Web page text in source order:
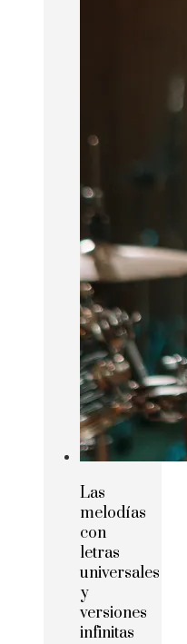
Las
melodías
con
letras
universales
y
versiones
infinitas